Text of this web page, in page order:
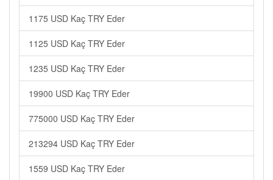
1175 USD Kaç TRY Eder
1125 USD Kaç TRY Eder
1235 USD Kaç TRY Eder
19900 USD Kaç TRY Eder
775000 USD Kaç TRY Eder
213294 USD Kaç TRY Eder
1559 USD Kaç TRY Eder